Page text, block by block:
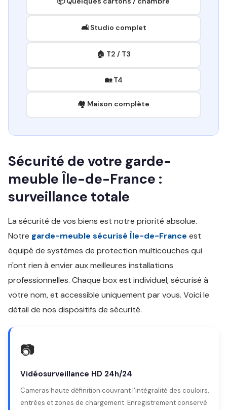
🛋️ Studio complet
🏠 T2 / T3
🏡 T4
🏘️ Maison complète
Sécurité de votre garde-
meuble Île-de-France :
surveillance totale
La sécurité de vos biens est notre priorité absolue.
Notre garde-meuble sécurisé Île-de-France est
équipé de systèmes de protection multicouches qui
n'ont rien à envier aux meilleures installations
professionnelles. Chaque box est individuel, sécurisé à
votre nom, et accessible uniquement par vous. Voici le
détail de nos dispositifs de sécurité.
📷
Vidéosurveillance HD 24h/24
Cameras haute définition couvrant l'intégralité des couloirs,
entrées et zones de chargement. Enregistrement conservé